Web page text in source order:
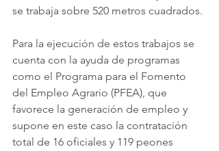
se trabaja sobre 520 metros cuadrados.
Para la ejecución de estos trabajos se
cuenta con la ayuda de programas
como el Programa para el Fomento
del Empleo Agrario (PFEA), que
favorece la generación de empleo y
supone en este caso la contratación
total de 16 oficiales y 119 peones